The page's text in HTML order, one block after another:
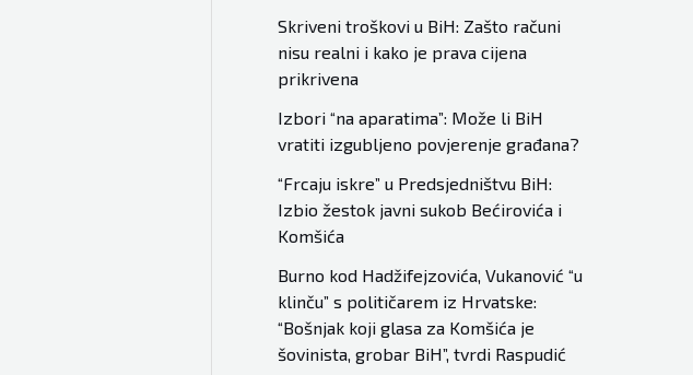
Skriveni troškovi u BiH: Zašto računi
nisu realni i kako je prava cijena
prikrivena
Izbori “na aparatima”: Može li BiH
vratiti izgubljeno povjerenje građana?
“Frcaju iskre” u Predsjedništvu BiH:
Izbio žestok javni sukob Bećirovića i
Komšića
Burno kod Hadžifejzovića, Vukanović “u
klinču” s političarem iz Hrvatske:
“Bošnjak koji glasa za Komšića je
šovinista, grobar BiH”, tvrdi Raspudić